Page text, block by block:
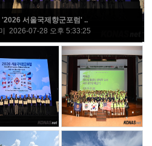
'2026 서울국제향군포럼' ..
2026-07-28 오후 5:33:25